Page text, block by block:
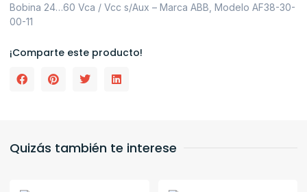
Bobina 24…60 Vca / Vcc s/Aux – Marca ABB, Modelo AF38-30-
00-11
¡Comparte este producto!
Quizás también te interese